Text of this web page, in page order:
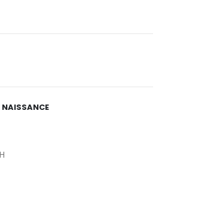
NAISSANCE